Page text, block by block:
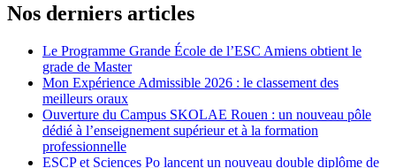
Nos derniers articles
Le Programme Grande École de l’ESC Amiens obtient le
grade de Master
Mon Expérience Admissible 2026 : le classement des
meilleurs oraux
Ouverture du Campus SKOLAE Rouen : un nouveau pôle
dédié à l’enseignement supérieur et à la formation
professionnelle
ESCP et Sciences Po lancent un nouveau double diplôme de